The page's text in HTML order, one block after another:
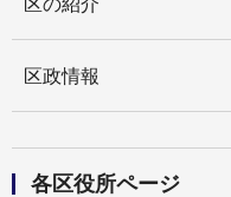
区の紹介
区政情報
各区役所ページ